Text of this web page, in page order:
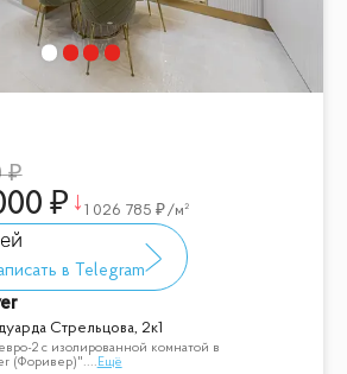
1 026 785 /м²
Стрельцова, 2к1
2 с изолированной комнатой в
(Форивер)".... Ещё